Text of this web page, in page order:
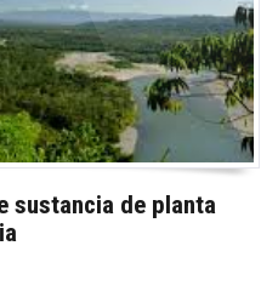
sustancia de planta